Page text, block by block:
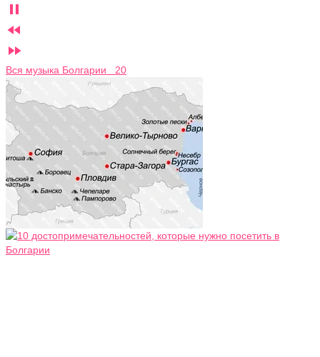



Вся музыка Болгарии 20